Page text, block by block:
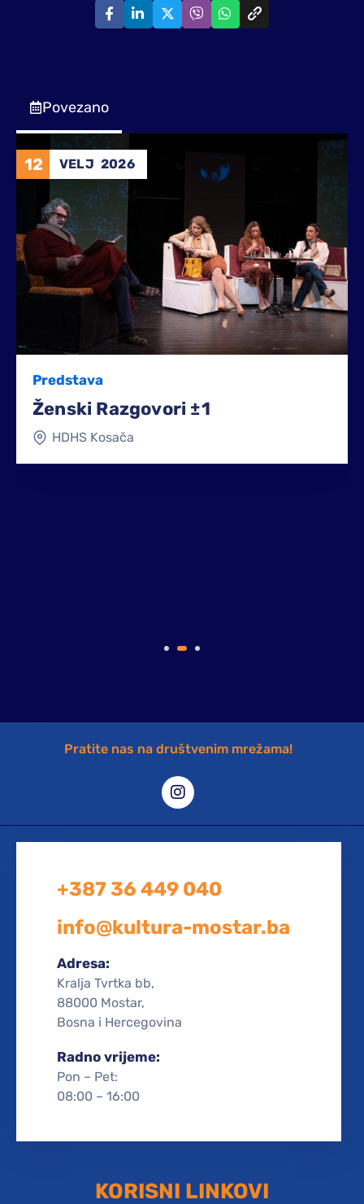
Povezano
12 VELJ 2026
Predstava
Ženski Razgovori ±1
HDHS Kosača
Pratite nas na društvenim mrežama!
+387 36 449 040
info@kultura-mostar.ba
Adresa:
Kralja Tvrtka bb,
88000 Mostar,
Bosna i Hercegovina
Radno vrijeme:
Pon – Pet:
08:00 – 16:00
KORISNI LINKOVI